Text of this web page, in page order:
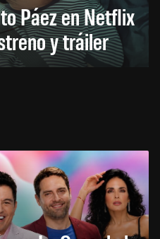
Páez en Netflix
y tráiler